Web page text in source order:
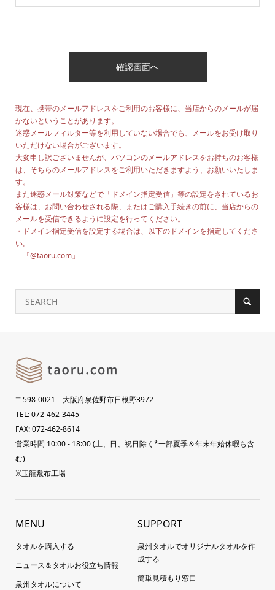
現在、携帯のメールアドレスをご利用のお客様に、当店からのメールが届
かないということがあります。
迷惑メールフィルター等を利用していない場合でも、メールをお受け取り
いただけない場合がございます。
大変申し訳ございませんが、パソコンのメールアドレスをお持ちのお客様
は、そちらのメールアドレスをご利用いただきますよう、お願いいたしま
す。
また迷惑メール対策などで「ドメイン指定受信」等の設定をされているお
客様は、お問い合わせされる際、またはご購入手続きの前に、当店からの
メールを受信できるように設定を行ってください。
・ドメイン指定受信を設定する場合は、以下のドメインを指定してくださ
い。
「@taoru.com」
〒598-0021 大阪府泉佐野市日根野3972
TEL: 072-462-3445
FAX: 072-462-8614
営業時間 10:00 - 18:00 (土、日、祝日除く*一部夏季＆年末年始休暇も含
む)
※玉龍敷布工場
MENU
タオルを購入する
ニュース＆タオルお役立ち情報
泉州タオルについて
SUPPORT
泉州タオルでオリジナルタオルを作
成する
簡単見積もり窓口